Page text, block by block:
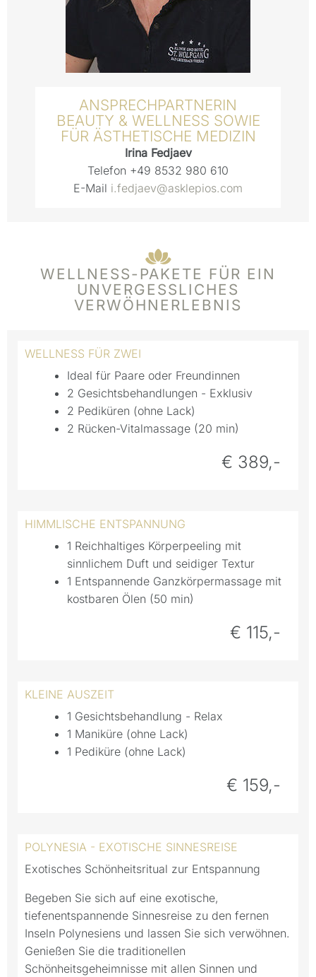
ANSPRECHPARTNERIN
BEAUTY & WELLNESS SOWIE
FÜR ÄSTHETISCHE MEDIZIN
Irina Fedjaev
Telefon +49 8532 980 610
E-Mail i.fedjaev@asklepios.com
WELLNESS-PAKETE FÜR EIN
UNVERGESSLICHES
VERWÖHNERLEBNIS
WELLNESS FÜR ZWEI
Ideal für Paare oder Freundinnen
2 Gesichtsbehandlungen - Exklusiv
2 Pediküren (ohne Lack)
2 Rücken-Vitalmassage (20 min)
€ 389,-
HIMMLISCHE ENTSPANNUNG
1 Reichhaltiges Körperpeeling mit
sinnlichem Duft und seidiger Textur
1 Entspannende Ganzkörpermassage mit
kostbaren Ölen (50 min)
€ 115,-
KLEINE AUSZEIT
1 Gesichtsbehandlung - Relax
1 Maniküre (ohne Lack)
1 Pediküre (ohne Lack)
€ 159,-
POLYNESIA - EXOTISCHE SINNESREISE
Exotisches Schönheitsritual zur Entspannung
Begeben Sie sich auf eine exotische,
tiefenentspannende Sinnesreise zu den fernen
Inseln Polynesiens und lassen Sie sich verwöhnen.
Genießen Sie die traditionellen
Schönheitsgeheimnisse mit allen Sinnen und